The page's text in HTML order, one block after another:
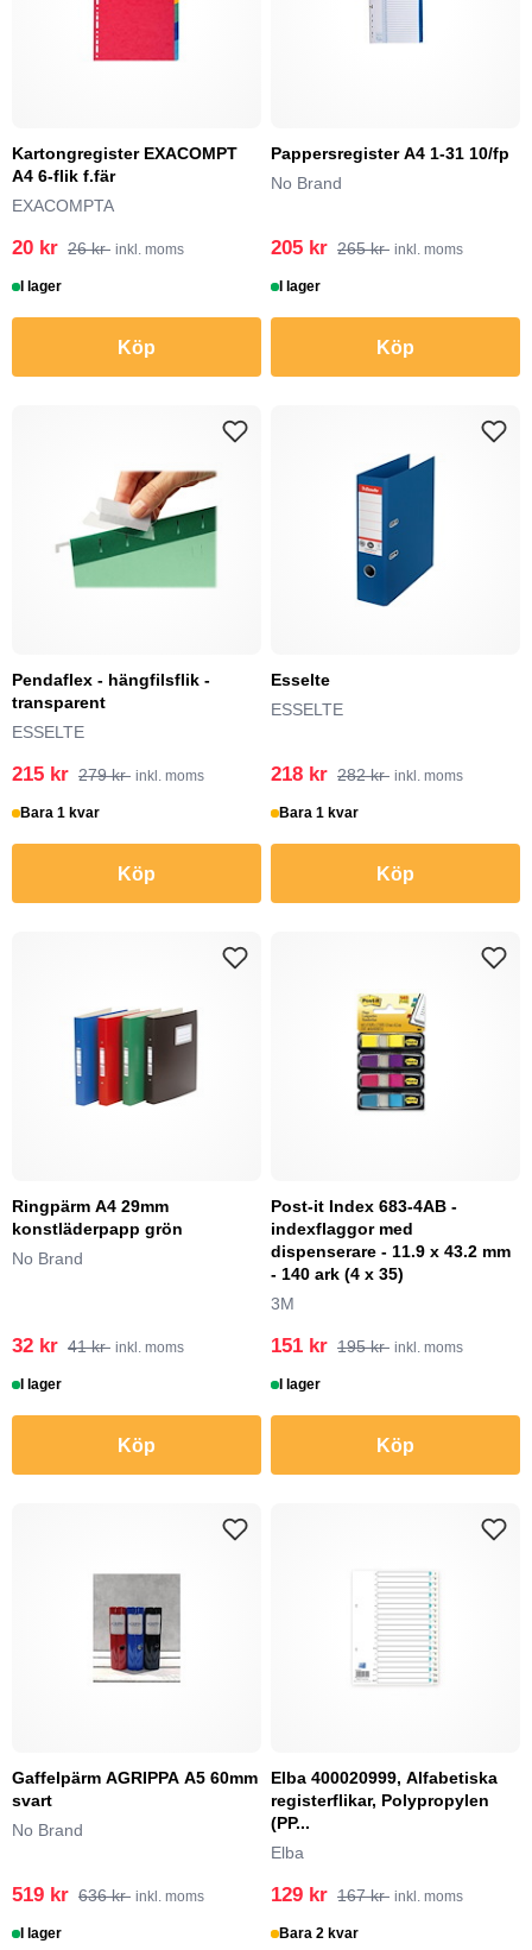
Kartongregister EXACOMPT
A4 6-flik f.fär
EXACOMPTA
20 kr 26 kr inkl. moms
I lager
Köp
Pappersregister A4 1-31 10/fp
No Brand
205 kr 265 kr inkl. moms
I lager
Köp
Pendaflex - hängfilsflik -
transparent
ESSELTE
215 kr 279 kr inkl. moms
Bara 1 kvar
Köp
Esselte
ESSELTE
218 kr 282 kr inkl. moms
Bara 1 kvar
Köp
Ringpärm A4 29mm
konstläderpapp grön
No Brand
32 kr 41 kr inkl. moms
I lager
Köp
Post-it Index 683-4AB -
indexflaggor med
dispenserare - 11.9 x 43.2 mm
- 140 ark (4 x 35)
3M
151 kr 195 kr inkl. moms
I lager
Köp
Gaffelpärm AGRIPPA A5 60mm
svart
No Brand
519 kr 636 kr inkl. moms
I lager
Elba 400020999, Alfabetiska
registerflikar, Polypropylen
(PP...
Elba
129 kr 167 kr inkl. moms
Bara 2 kvar